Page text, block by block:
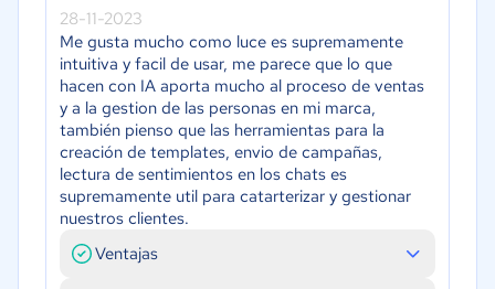
28-11-2023
Me gusta mucho como luce es supremamente
intuitiva y facil de usar, me parece que lo que
hacen con IA aporta mucho al proceso de ventas
y a la gestion de las personas en mi marca,
también pienso que las herramientas para la
creación de templates, envio de campañas,
lectura de sentimientos en los chats es
supremamente util para catarterizar y gestionar
nuestros clientes.
Ventajas